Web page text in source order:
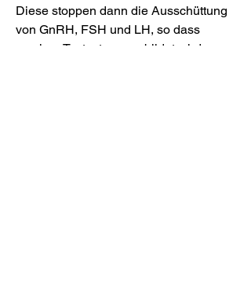
Diese stoppen dann die Ausschüttung
von GnRH, FSH und LH, so dass
weniger Testosteron gebildet wird